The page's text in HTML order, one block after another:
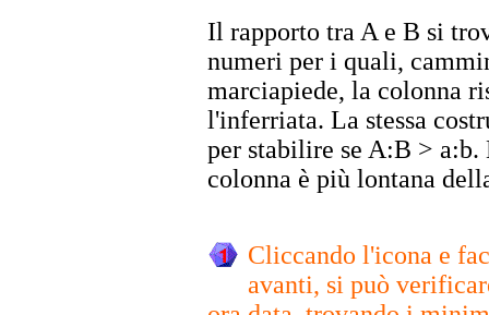
Il rapporto tra A e B si
numeri per i quali,
marciapiede, la colonna
l'inferriata. La stessa
per stabilire se A:B > a:b.
colonna è più lontana
Cliccando l'icona e
avanti, si può